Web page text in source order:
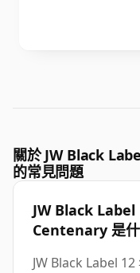
關於 JW Black
的常見問題
JW Black
Centenary 是什
JW Black Label